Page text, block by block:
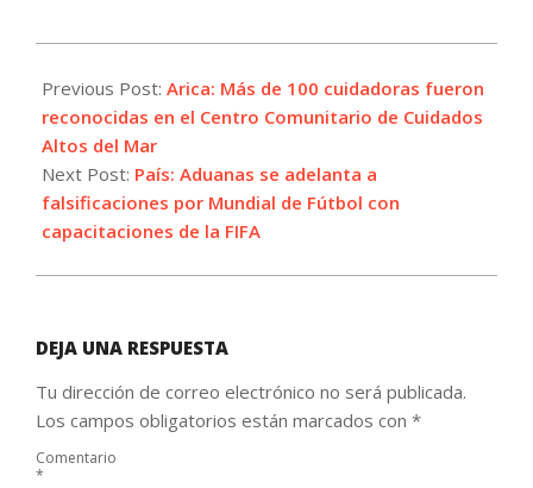
05-
09
Previous Post: Arica: Más de 100 cuidadoras fueron
reconocidas en el Centro Comunitario de Cuidados
Altos del Mar
Next Post: País: Aduanas se adelanta a
falsificaciones por Mundial de Fútbol con
capacitaciones de la FIFA
DEJA UNA RESPUESTA
Tu dirección de correo electrónico no será publicada.
Los campos obligatorios están marcados con *
Comentario
*